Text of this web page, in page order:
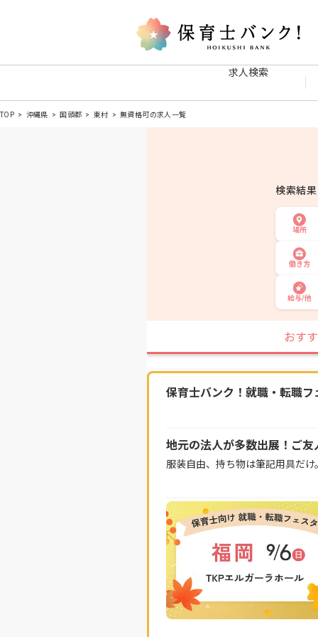
求人検索
TOP 沖縄県 国頭郡 東村 無資格可の求人一覧
検索結
場所
働き方
給与/他
おす
保育士バンク！就職・転職フ
地元の法人が多数出展！ご
服装自由、持ち物は筆記用具だ